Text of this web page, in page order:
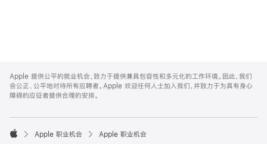
Footer
Apple 提供公平的就业机会，致力于提供兼具包容性和多元化的工作环境。因此，我们
会公正、公平地对待所有应聘者。Apple 欢迎任何人士加入我们，并致力于为具有身心
障碍的应征者提供合理的安排。

Apple 职业机会 Apple 职业机会